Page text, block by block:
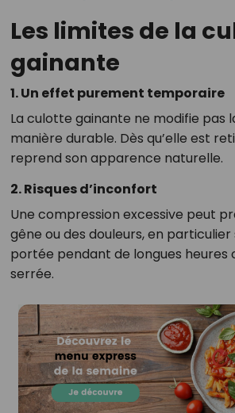
Les limites de la
gainante
1. Un effet purement temporaire
La culotte gainante ne modifie pas
manière durable. Dès qu’elle est
reprend son apparence naturelle.
2. Risques d’inconfort
Une compression excessive peut
gêne ou des douleurs, en
portée pendant de longues heures
serrée.